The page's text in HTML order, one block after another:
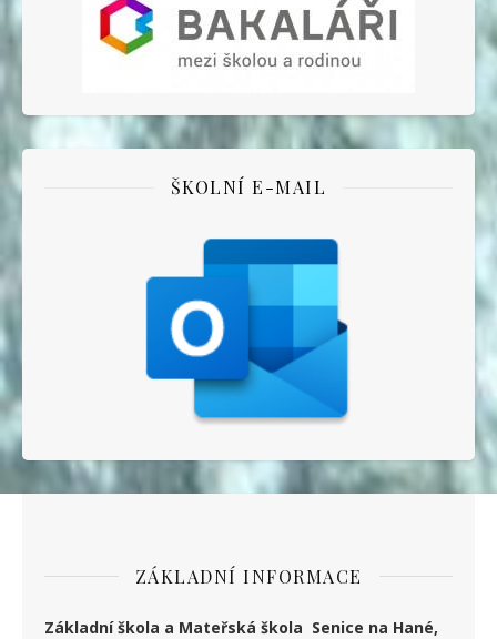
ŠKOLNÍ E-MAIL
ZÁKLADNÍ INFORMACE
Základní škola a Mateřská škola Senice na Hané,